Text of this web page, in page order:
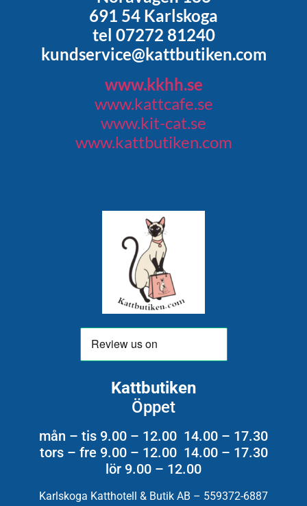
691 54 Karlskoga
tel 07272 81240
kundservice@kattbutiken.com
www.kkhh.se
www.kattcafe.se
www.kit-cat.se
www.kattbutiken.com
Kattbutiken
Öppet
mån – tis 9.00 – 12.00 14.00 – 17.30
tors – fre 9.00 – 12.00 14.00 – 17.30
lör 9.00 – 12.00
Karlskoga Katthotell & Butik AB – 559372-6887